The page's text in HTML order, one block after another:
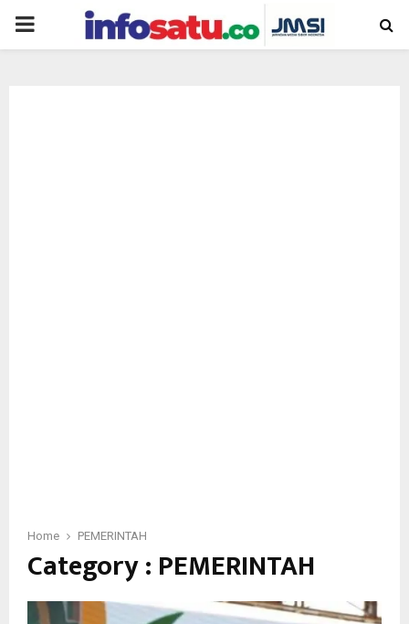
PRIMARY
Home PEMERINTAH
Category : PEMERINTAH